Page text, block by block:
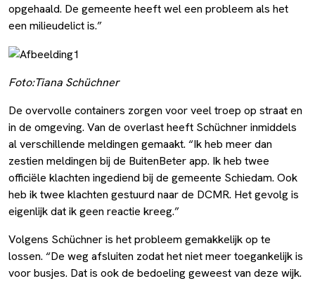
opgehaald. De gemeente heeft wel een probleem als het
een milieudelict is.”
Foto:Tiana Schüchner
De overvolle containers zorgen voor veel troep op straat en
in de omgeving. Van de overlast heeft Schüchner inmiddels
al verschillende meldingen gemaakt. “Ik heb meer dan
zestien meldingen bij de BuitenBeter app. Ik heb twee
officiële klachten ingediend bij de gemeente Schiedam. Ook
heb ik twee klachten gestuurd naar de DCMR. Het gevolg is
eigenlijk dat ik geen reactie kreeg.”
Volgens Schüchner is het probleem gemakkelijk op te
lossen. “De weg afsluiten zodat het niet meer toegankelijk is
voor busjes. Dat is ook de bedoeling geweest van deze wijk.